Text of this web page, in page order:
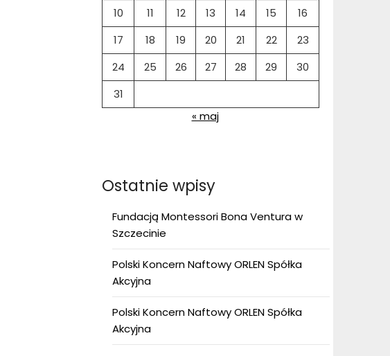
10
11 12 13 14 15
16
17
18 19 20 21 22
23
24
25 26 27 28 29
30
31
« maj
Ostatnie wpisy
Fundacją Montessori Bona Ventura w
Szczecinie
Polski Koncern Naftowy ORLEN Spółka
Akcyjna
Polski Koncern Naftowy ORLEN Spółka
Akcyjna